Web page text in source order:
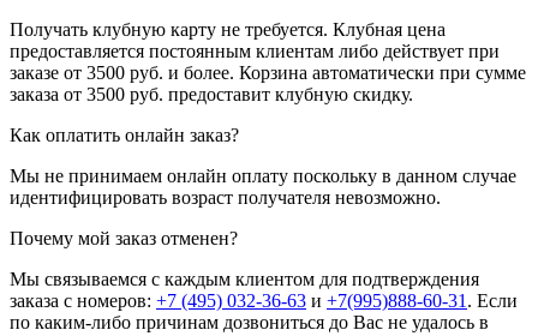
Получать клубную карту не требуется. Клубная цена
предоставляется постоянным клиентам либо действует при
заказе от 3500 руб. и более. Корзина автоматически при сумме
заказа от 3500 руб. предоставит клубную скидку.
Как оплатить онлайн заказ?
Мы не принимаем онлайн оплату поскольку в данном случае
идентифицировать возраст получателя невозможно.
Почему мой заказ отменен?
Мы связываемся с каждым клиентом для подтверждения
заказа с номеров: +7 (495) 032-36-63 и +7(995)888-60-31 . Если
по каким-либо причинам дозвониться до Вас не удалось в